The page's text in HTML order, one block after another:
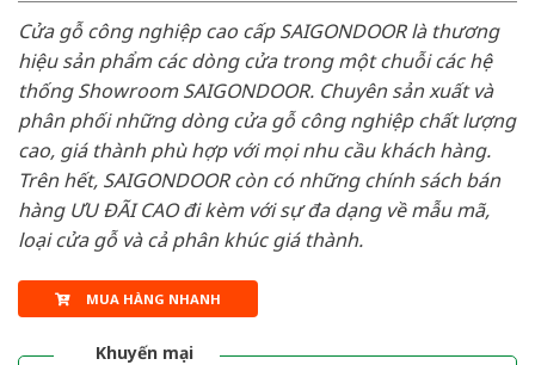
Cửa gỗ công nghiệp cao cấp SAIGONDOOR là thương
hiệu sản phẩm các dòng cửa trong một chuỗi các hệ
thống Showroom SAIGONDOOR. Chuyên sản xuất và
phân phối những dòng cửa gỗ công nghiệp chất lượng
cao, giá thành phù hợp với mọi nhu cầu khách hàng.
Trên hết, SAIGONDOOR còn có những chính sách bán
hàng ƯU ĐÃI CAO đi kèm với sự đa dạng về mẫu mã,
loại cửa gỗ và cả phân khúc giá thành.
MUA HÀNG NHANH
Khuyến mại